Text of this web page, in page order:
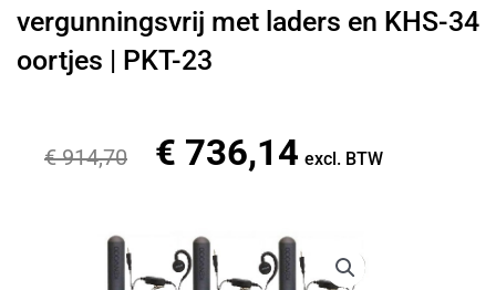
vergunningsvrij met laders en KHS-34
oortjes | PKT-23
€914,70
Oorspronkelijke
€ 914,70.
€ 736,14 Huidige
excl. BTW